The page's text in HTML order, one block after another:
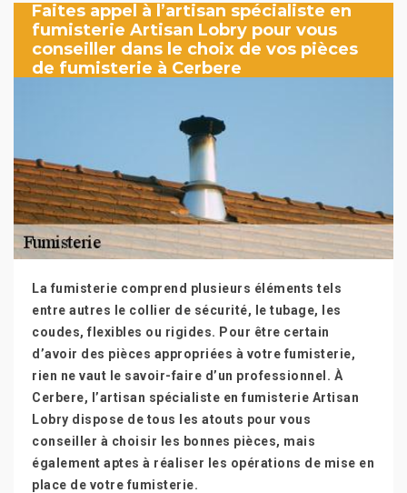
Faites appel à l’artisan spécialiste en
fumisterie Artisan Lobry pour vous
conseiller dans le choix de vos pièces
de fumisterie à Cerbere
La fumisterie comprend plusieurs éléments tels
entre autres le collier de sécurité, le tubage, les
coudes, flexibles ou rigides. Pour être certain
d’avoir des pièces appropriées à votre fumisterie,
rien ne vaut le savoir-faire d’un professionnel. À
Cerbere, l’artisan spécialiste en fumisterie Artisan
Lobry dispose de tous les atouts pour vous
conseiller à choisir les bonnes pièces, mais
également aptes à réaliser les opérations de mise en
place de votre fumisterie.